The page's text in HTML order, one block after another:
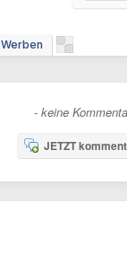
Werben
- keine
JETZT